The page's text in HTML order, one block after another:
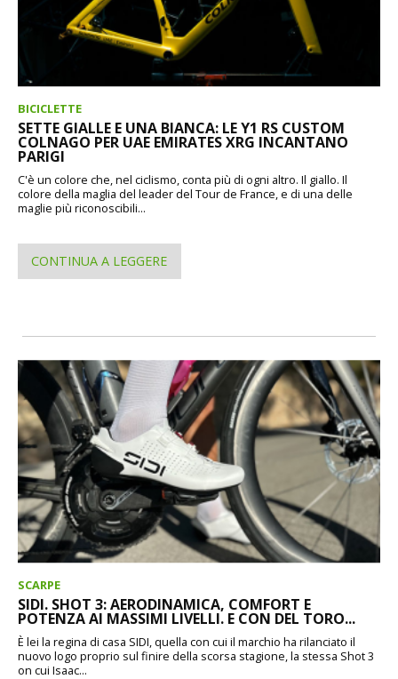
BICICLETTE
SETTE GIALLE E UNA BIANCA: LE Y1 RS CUSTOM
COLNAGO PER UAE EMIRATES XRG INCANTANO
PARIGI
C'è un colore che, nel ciclismo, conta più di ogni altro. Il giallo. Il
colore della maglia del leader del Tour de France, e di una delle
maglie più riconoscibili...
CONTINUA A LEGGERE
SCARPE
SIDI. SHOT 3: AERODINAMICA, COMFORT E
POTENZA AI MASSIMI LIVELLI. E CON DEL TORO...
È lei la regina di casa SIDI, quella con cui il marchio ha rilanciato il
nuovo logo proprio sul finire della scorsa stagione, la stessa Shot 3
on cui Isaac...